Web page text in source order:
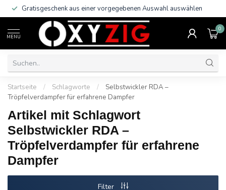
Gratisgeschenk aus einer vorgegebenen Auswahl auswählen
MENU
0
Startseite / Schlagworte /
Selbstwickler RDA –
Tröpfelverdampfer für erfahrene Dampfer
Artikel mit Schlagwort
Selbstwickler RDA –
Tröpfelverdampfer für erfahrene
Dampfer
Filter